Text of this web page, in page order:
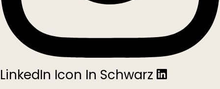
LinkedIn Icon In Schwarz